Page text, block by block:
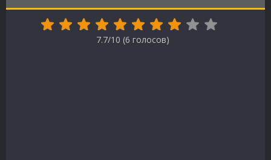
7.7/10 (6 голосов)